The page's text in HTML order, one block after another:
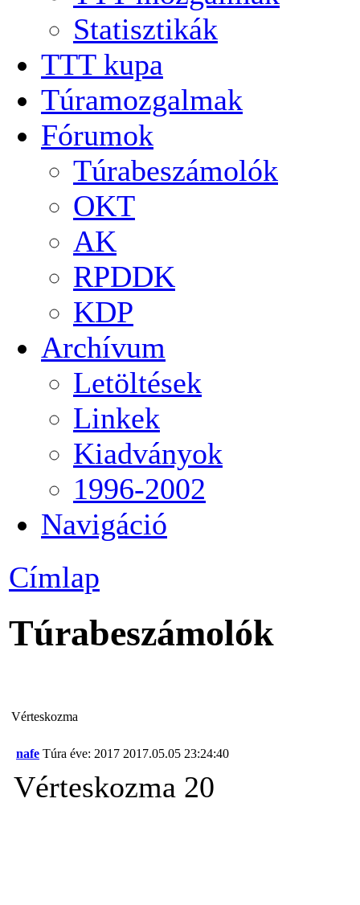
Statisztikák
TTT kupa
Túramozgalmak
Fórumok
Túrabeszámolók
OKT
AK
RPDDK
KDP
Archívum
Letöltések
Linkek
Kiadványok
1996-2002
Navigáció
Címlap
Túrabeszámolók
Vérteskozma
nafe Túra éve: 2017 2017.05.05 23:24:40
Vérteskozma 20